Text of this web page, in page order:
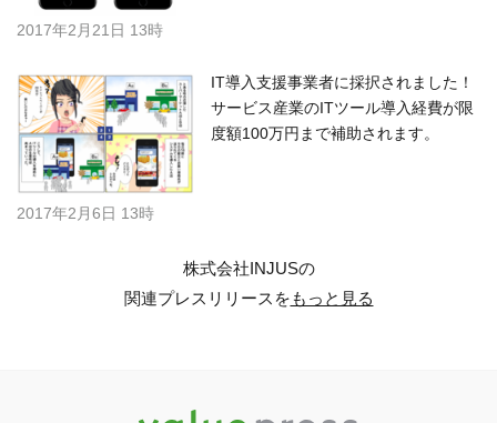
2017年2月21日 13時
IT導入支援事業者に採択されました！
サービス産業のITツール導入経費が限
度額100万円まで補助されます。
2017年2月6日 13時
株式会社INJUSの
関連プレスリリースをもっと見る